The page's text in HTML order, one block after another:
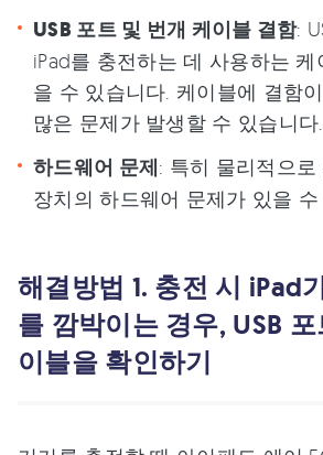
USB 포트 및 번개 케이블 결함:
iPad를 충전하는 데 사용하는
을 수 있습니다. 케이블에 결함
많은 문제가 발생할 수 있습니다.
하드웨어 문제: 특히 물리적으
장치의 하드웨어 문제가 있을 수
해결방법 1. 충전 시 iPad
를 깜박이는 경우, USB
이블을 확인하기